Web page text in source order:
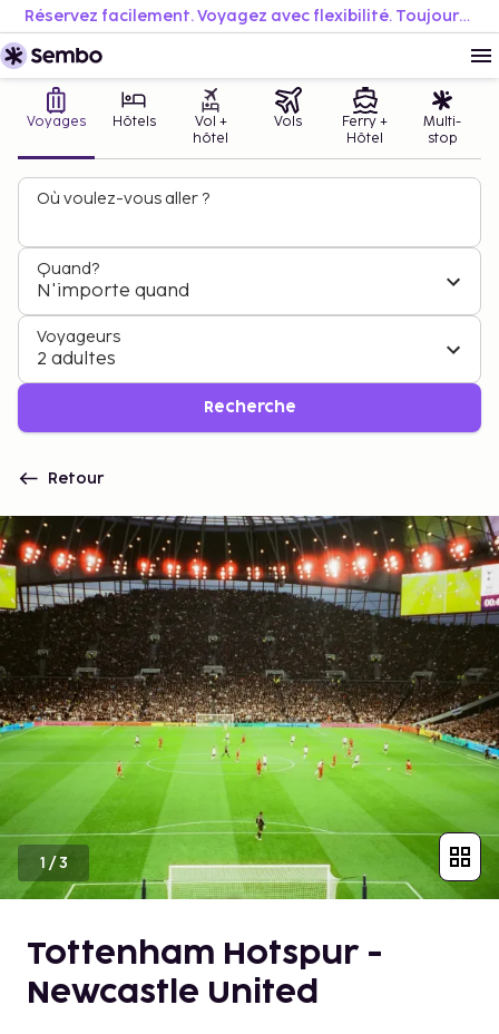
Réservez facilement. Voyagez avec flexibilité. Toujours au meilleur prix.
Voyages Hôtels
Vol +
hôtel
Vols
Ferry +
Hôtel
Multi-
stop
Où voulez-vous aller ?
Quand?
N'importe quand
Voyageurs
2 adultes
Recherche
Retour
1/3
Tottenham Hotspur -
Newcastle United